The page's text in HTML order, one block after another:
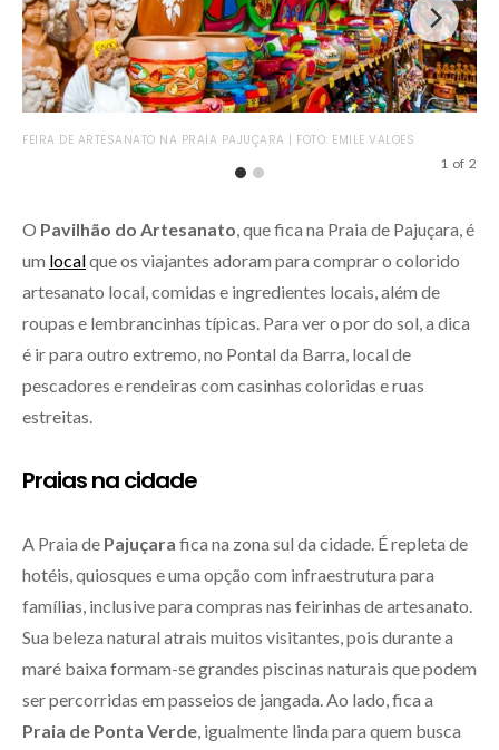
FEIRA DE ARTESANATO NA PRAIA PAJUÇARA | FOTO: EMILE VALOES
1 of 2
O Pavilhão do Artesanato, que fica na Praia de Pajuçara, é
um localque os viajantes adoram para comprar o colorido
artesanato local, comidas e ingredientes locais, além de
roupas e lembrancinhas típicas. Para ver o por do sol, a dica
é ir para outro extremo, no Pontal da Barra, local de
pescadores e rendeiras com casinhas coloridas e ruas
estreitas.
Praias na cidade
A Praia de Pajuçara fica na zona sul da cidade. É repleta de
hotéis, quiosques e uma opção com infraestrutura para
famílias, inclusive para compras nas feirinhas de artesanato.
Sua beleza natural atrais muitos visitantes, pois durante a
maré baixa formam-se grandes piscinas naturais que podem
ser percorridas em passeios de jangada. Ao lado, fica a
Praia de Ponta Verde, igualmente linda para quem busca